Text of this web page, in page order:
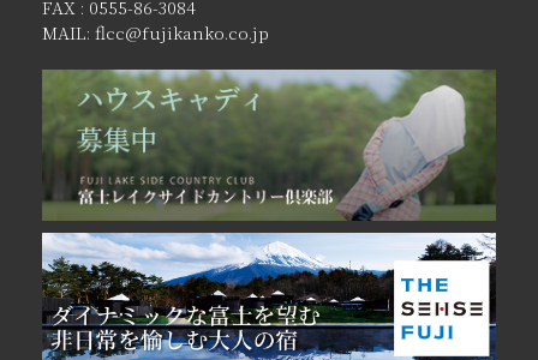
FAX : 0555-86-3084
MAIL: flcc@fujikanko.co.jp